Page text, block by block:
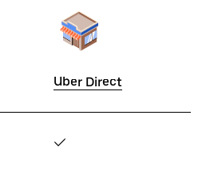
Uber Direct
✓